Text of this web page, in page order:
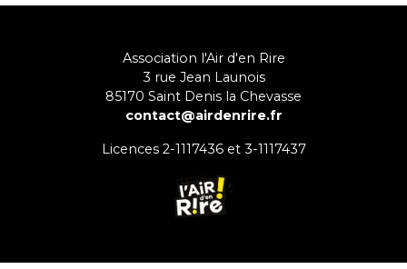
Association l'Air d'en Rire
3 rue Jean Launois
85170 Saint Denis la Chevasse
contact@airdenrire.fr
Licences 2-1117436 et 3-1117437